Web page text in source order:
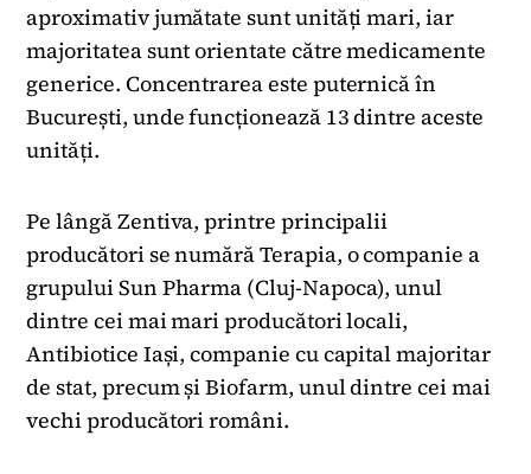
aproximativ jumătate sunt unități mari, iar
majoritatea sunt orientate către medicamente
generice. Concentrarea este puternică în
București, unde funcționează 13 dintre aceste
unități.
Pe lângă Zentiva, printre principalii
producători se numără Terapia, o companie a
grupului Sun Pharma (Cluj-Napoca), unul
dintre cei mai mari producători locali,
Antibiotice Iași, companie cu capital majoritar
de stat, precum și Biofarm, unul dintre cei mai
vechi producători români.